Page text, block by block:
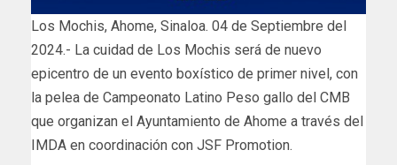
Los Mochis, Ahome, Sinaloa. 04 de Septiembre del
2024.- La cuidad de Los Mochis será de nuevo
epicentro de un evento boxístico de primer nivel, con
la pelea de Campeonato Latino Peso gallo del CMB
que organizan el Ayuntamiento de Ahome a través del
IMDA en coordinación con JSF Promotion.